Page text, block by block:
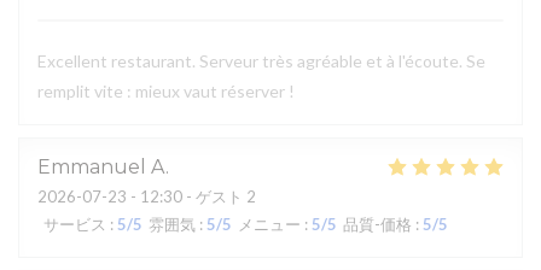
Excellent restaurant. Serveur très agréable et à l'écoute. Se
remplit vite : mieux vaut réserver !
Emmanuel A
2026-07-23 - 12:30 - ゲスト 2
サービス : 5/5 雰囲気 : 5/5 メニュー : 5/5 品質-価格 : 5/5